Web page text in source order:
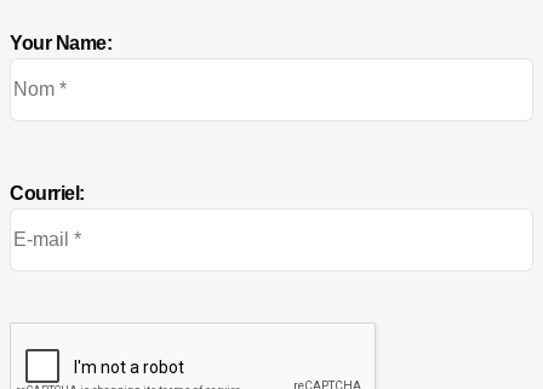
Your Name:
Courriel: